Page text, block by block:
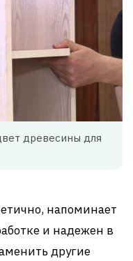
древесины для
напоминает
и надежен в
другие